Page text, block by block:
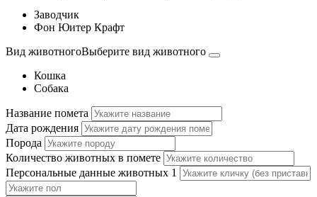
Заводчик
Фон Юитер Крафт
Вид животногоВыберите вид животного
Кошка
Собака
Название помета
Дата рождения
Порода
Количество животных в помете
Персональные данные животных 1